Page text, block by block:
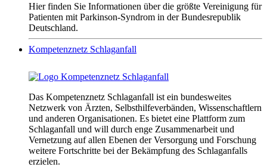
Hier finden Sie Informationen über die größte Vereinigung für
Patienten mit Parkinson-Syndrom in der Bundesrepublik
Deutschland.
Kompetenznetz Schlaganfall
Das Kompetenznetz Schlaganfall ist ein bundesweites
Netzwerk von Ärzten, Selbsthilfeverbänden, Wissenschaftlern
und anderen Organisationen. Es bietet eine Plattform zum
Schlaganfall und will durch enge Zusammenarbeit und
Vernetzung auf allen Ebenen der Versorgung und Forschung
weitere Fortschritte bei der Bekämpfung des Schlaganfalls
erzielen.